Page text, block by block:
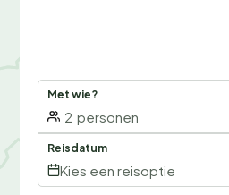
Met wie?
2 personen
Reisdatum
Kies een reisoptie